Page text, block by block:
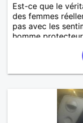
Est-ce que le
des femmes
pas avec les
homme
d'y croire et
que je désir
joyeuseté passer
m'intéressez pas